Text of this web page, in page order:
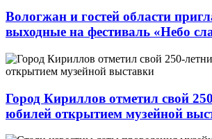
Вологжан и гостей области
выходные на фестиваль «Небо
Город Кириллов отметил свой
юбилей открытием музейной